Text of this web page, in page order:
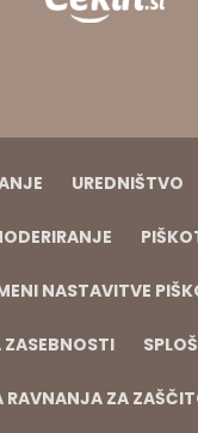
UREDNIŠTVO
NASTAVITVE
RAVNANJA ZA